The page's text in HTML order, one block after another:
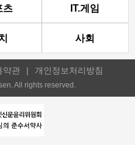
츠 IT.게임
사회
약관 | 개인정보처리방침
All rights reserved.